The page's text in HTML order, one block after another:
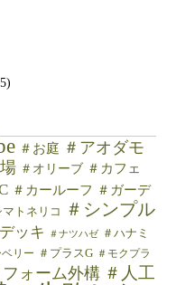
＃お庭 ＃アオダモ
＃オリーブ ＃カフェ
＃カールーフ ＃ガーデ
マトネリコ
＃シンプル
ッキ ＃ナツハゼ
＃ハナミ
ベリー ＃プラスG ＃モクプラ
フォーム外構 ＃人工